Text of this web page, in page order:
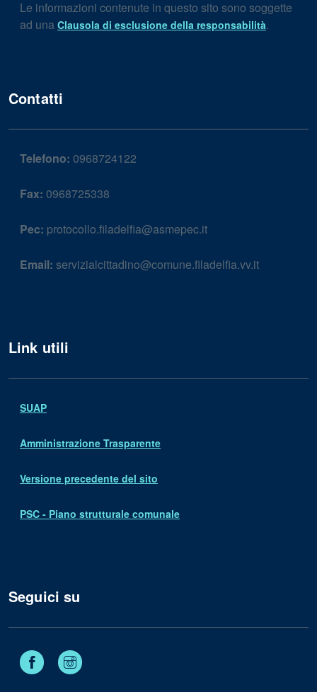
Le informazioni contenute in questo sito sono soggette
ad una Clausola di esclusione della responsabilità.
Contatti
Telefono: 0968724122
Fax: 0968725338
Pec: protocollo.filadelfia@asmepec.it
Email: servizialcittadino@comune.filadelfia.vv.it
Link utili
SUAP
Amministrazione Trasparente
Versione precedente del sito
PSC - Piano strutturale comunale
Seguici su
Facebook